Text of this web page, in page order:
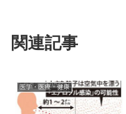
関連記事
医学・医療・健康